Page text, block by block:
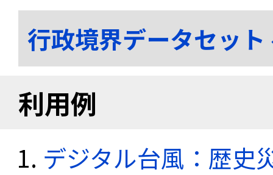
行政境界データセッ
利用例
デジタル台風：歴史